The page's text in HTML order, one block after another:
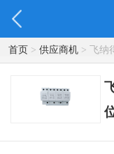
首页> 供应商机> 飞纳
保护